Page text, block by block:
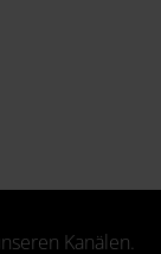
Kanälen.